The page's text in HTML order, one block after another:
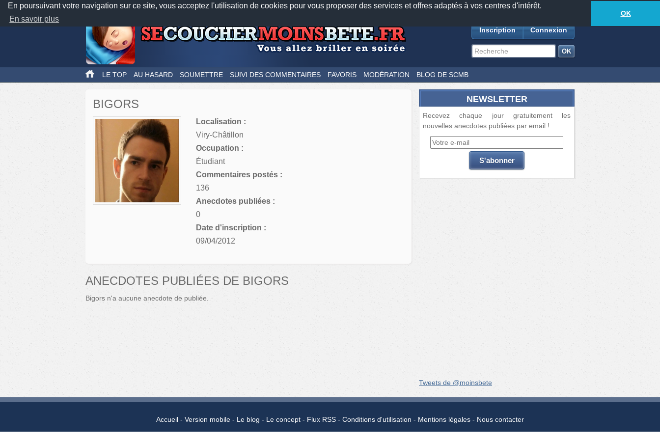
En poursuivant votre navigation sur ce site, vous acceptez l'utilisation de cookies pour vous proposer des services et offres adaptés à vos centres d'intérêt.
En savoir plus
OK
Nos applications mobiles Newsletter Facebook
TwitterFeeds18877anecdotes-295lecteurs connectés
Inscription Connexion
LE TOP AU HASARD SOUMETTRE SUIVI DES COMMENTAIRES FAVORIS MODÉRATION BLOG DE SCMB
BIGORS
Localisation :
Viry-Châtillon
Occupation :
Étudiant
Commentaires postés :
136
Anecdotes publiées :
0
Date d'inscription :
09/04/2012
ANECDOTES PUBLIÉES DE BIGORS
Bigors n'a aucune anecdote de publiée.
NEWSLETTER
Recevez chaque jour gratuitement les
nouvelles anecdotes publiées par email !
Tweets de @moinsbete
Accueil Version mobile Le blog Le concept Flux RSS Conditions d'utilisation Mentions légales Nous contacter